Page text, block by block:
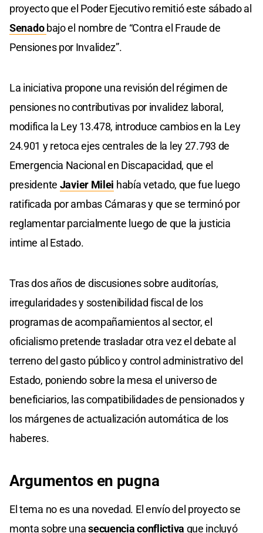
proyecto que el Poder Ejecutivo remitió este sábado al
Senadobajo el nombre de “Contra el Fraude de
Pensiones por Invalidez”.
La iniciativa propone una revisión del régimen de
pensiones no contributivas por invalidez laboral,
modifica la Ley 13.478, introduce cambios en la Ley
24.901 y retoca ejes centrales de la ley 27.793 de
Emergencia Nacional en Discapacidad, que el
presidente Javier Milei había vetado, que fue luego
ratificada por ambas Cámaras y que se terminó por
reglamentar parcialmente luego de que la justicia
intime al Estado.
Tras dos años de discusiones sobre auditorías,
irregularidades y sostenibilidad fiscal de los
programas de acompañamientos al sector, el
oficialismo pretende trasladar otra vez el debate al
terreno del gasto público y control administrativo del
Estado, poniendo sobre la mesa el universo de
beneficiarios, las compatibilidades de pensionados y
los márgenes de actualización automática de los
haberes.
Argumentos en pugna
El tema no es una novedad. El envío del proyecto se
monta sobre unasecuencia conflictiva que incluyó